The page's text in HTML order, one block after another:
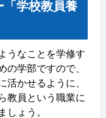
「学校教員養
うなことを学修す
の学部ですので、
活かせるように、
教員という職業に
しょう。